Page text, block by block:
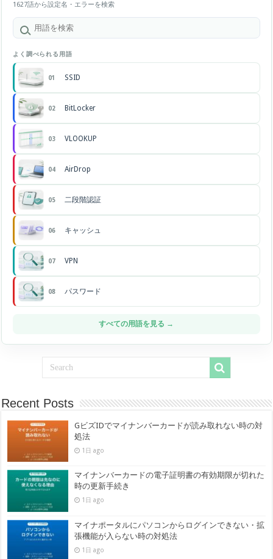
1627語から設定名・エラーを検索
よく調べられる用語
01 SSID
02 BitLocker
03 VLOOKUP
04 AirDrop
05 二段階認証
06 キャッシュ
07 VPN
08 パスワード
すべての用語を見る →
Recent Posts
GビズIDでマイナンバーカードが読み取れない時の対
処法
1日 ago
マイナンバーカードの電子証明書の有効期限が切れた
時の更新手続き
1日 ago
マイナポータルにパソコンからログインできない・拡
張機能が入らない時の対処法
1日 ago